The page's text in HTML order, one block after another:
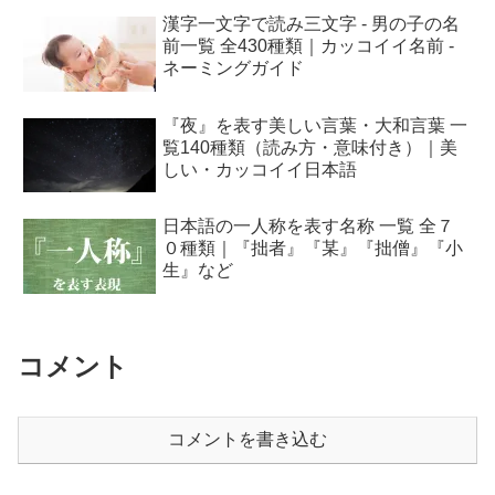
漢字一文字で読み三文字 - 男の子の名
前一覧 全430種類｜カッコイイ名前 -
ネーミングガイド
『夜』を表す美しい言葉・大和言葉 一
覧140種類（読み方・意味付き）｜美
しい・カッコイイ日本語
日本語の一人称を表す名称 一覧 全７
０種類｜『拙者』『某』『拙僧』『小
生』など
コメント
コメントを書き込む